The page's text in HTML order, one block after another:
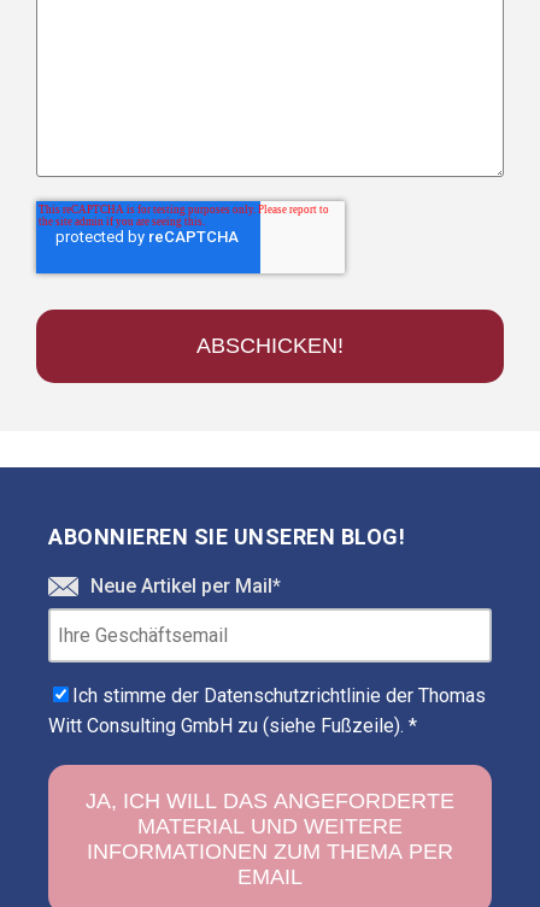
ABONNIEREN SIE UNSEREN BLOG!
Neue Artikel per Mail *
Ich stimme der Datenschutzrichtlinie der Thomas
Witt Consulting GmbH zu (siehe Fußzeile). *